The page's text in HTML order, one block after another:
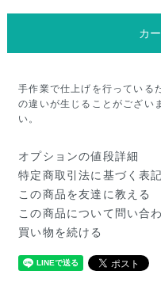
カ
手作業で仕上げを行っている
の違いが生じることがござい
い。
オプションの値段詳細
特定商取引法に基づく表
この商品を友達に教える
この商品について問い合
買い物を続ける